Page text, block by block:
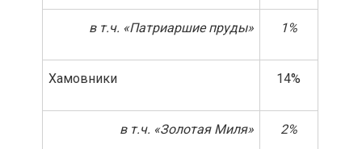
в т.ч. «Патриаршие пруды» 1%
Хамовники 14%
в т.ч. «Золотая Миля» 2%